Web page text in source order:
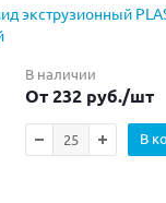
экструзионный
В наличии
От 232 руб./шт
В